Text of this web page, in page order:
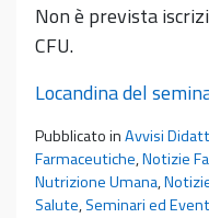
Non è prevista
CFU.
Locandina del
Pubblicato inAvvisi
Farmaceutiche,Notizie
Nutrizione Umana,
Salute,Seminari ed